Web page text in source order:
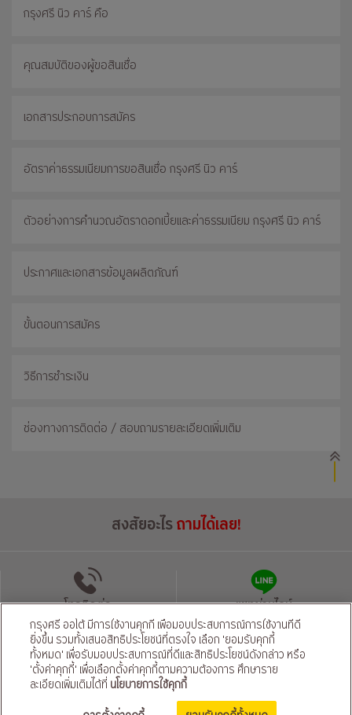
กรุงศรี นิว คาร์ คือ
คุณสมบัติของผู้ขอสินเชื่อ
เอกสารประกอบการสมัคร
อัตราค่าธรรมเนียมการขอสินเชื่อ กรุงศรี นิว คาร์
ตัวอย่างการคำนวณอัตราดอกเบี้ยและค่าธรรมเนียม กรุงศรี นิว คาร์
ประกาศและเอกสารข้อมูลผลิตภัณฑ์
ขั้นตอนการสมัคร
วิธีการชำระเงิน
ช่องทางการติดต่อ / สอบถามรายละเอียดเพิ่มเติม
สงสัยอะไรถามได้เลย!
โทรติดต่อ แชทผ่านไลน์
นโยบายความเป็นส่วนตัว | นโยบายคุ้มครองข้อมูลส่วนบุคคลของผู้ให้บริการ
© สงวนลิขสิทธิ์ 2569 ธนาคารกรุงศรีอยุธยา จำกัด (มหาชน) และ
บริษัท อยุธยา แคปปิตอล ออโต้ ลีส จำกัด (มหาชน)
ติดตามเราได้ที่
กรุงศรี ออโต้ มีการใช้งานคุกกี้ เพื่อมอบประสบการณ์การใช้งานที่ดี
ยิ่งขึ้น รวมทั้งเสนอสิทธิประโยชน์ที่ตรงใจ เลือก 'ยอมรับคุกกี้
ทั้งหมด' เพื่อรับมอบประสบการณ์ที่ดีและสิทธิประโยชน์ดังกล่าว หรือ
'ตั้งค่าคุกกี้' เพื่อเลือกตั้งค่าคุกกี้ตามความต้องการ ศึกษาราย
ละเอียดเพิ่มเติมได้ที่ นโยบายการใช้คุกกี้